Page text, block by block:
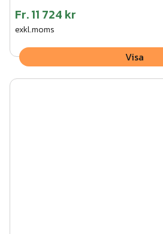
Fr.11 724 kr
exkl.moms
Visa